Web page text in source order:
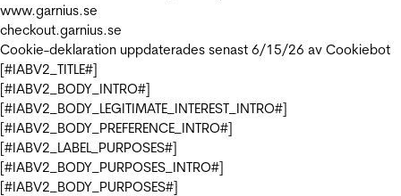
www.garnius.se
checkout.garnius.se
Cookie-deklaration uppdaterades senast 6/15/26 av Cookiebot
[#IABV2_TITLE#]
[#IABV2_BODY_INTRO#]
[#IABV2_BODY_LEGITIMATE_INTEREST_INTRO#]
[#IABV2_BODY_PREFERENCE_INTRO#]
[#IABV2_LABEL_PURPOSES#]
[#IABV2_BODY_PURPOSES_INTRO#]
[#IABV2_BODY_PURPOSES#]